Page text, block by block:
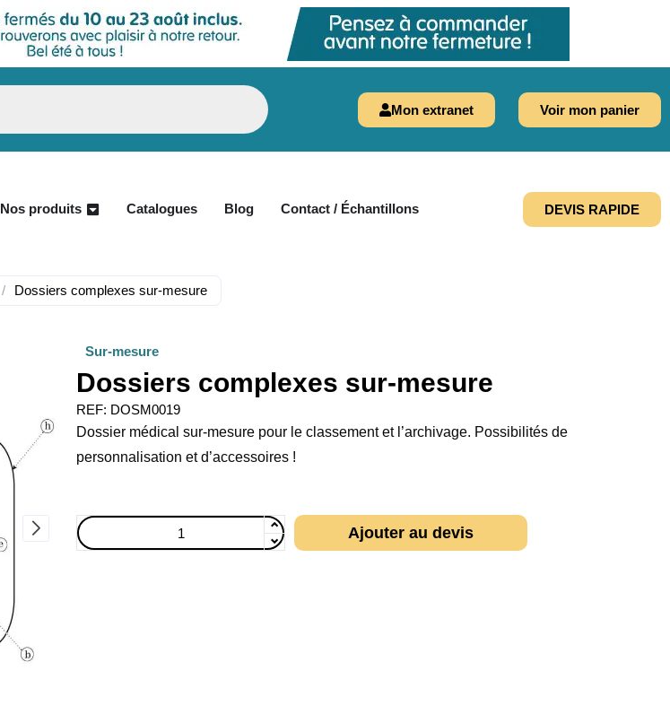
Mon extranet Voir mon panier
Nos produits Catalogues Blog Contact / Échantillons DEVIS RAPIDE
/ Dossiers complexes sur-mesure
Sur-mesure
Dossiers complexes sur-mesure
REF: DOSM0019
Dossier médical sur-mesure pour le classement et l’archivage. Possibilités de
personnalisation et d’accessoires !
Ajouter au devis